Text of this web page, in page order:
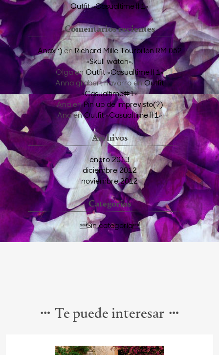
Outfit «Casualtime#1»
Comentarios recientes
Anax :)enRichard Mille Tourbillon RM 052
«Skull watch».
OlgaenOutfit «Casualtime#1»
Anna gilabert navarroenOutfit
«Casualtime#1»
AnaenPin up de imprevisto(?)
AnaenOutfit «Casualtime#1»
Archivos
enero 2013
diciembre 2012
noviembre 2012
Categorías
Sin categoría
Te puede interesar